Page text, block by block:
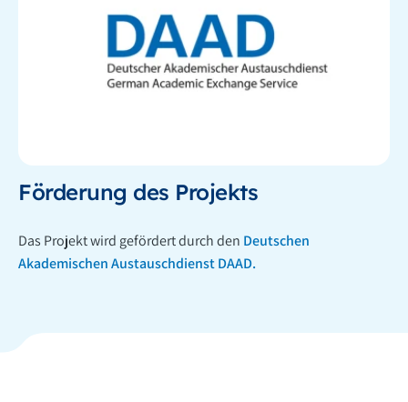
Förderung des Projekts
Das Projekt wird gefördert durch den Deutschen
Akademischen Austauschdienst DAAD.